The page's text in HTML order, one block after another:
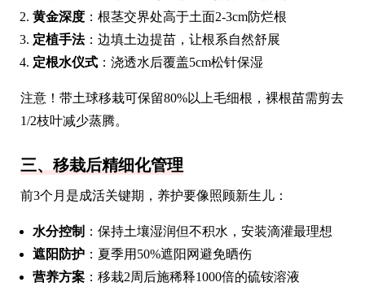
黄金深度 ：根茎交界处高于土面2-3cm防烂根
定植手法：边填土边提苗，让根系自然舒展
定根水仪式 ：浇透水后覆盖5cm松针保湿
注意！带土球移栽可保留80%以上毛细根，裸根苗需剪去
1/2枝叶减少蒸腾。
三、移栽后精细化管理
前3个月是成活关键期，养护要像照顾新生儿：
水分控制 ：保持土壤湿润但不积水，安装滴灌最理想
遮阳防护 ：夏季用50%遮阳网避免晒伤
营养方案 ：移栽2周后施稀释1000倍的硫铵溶液